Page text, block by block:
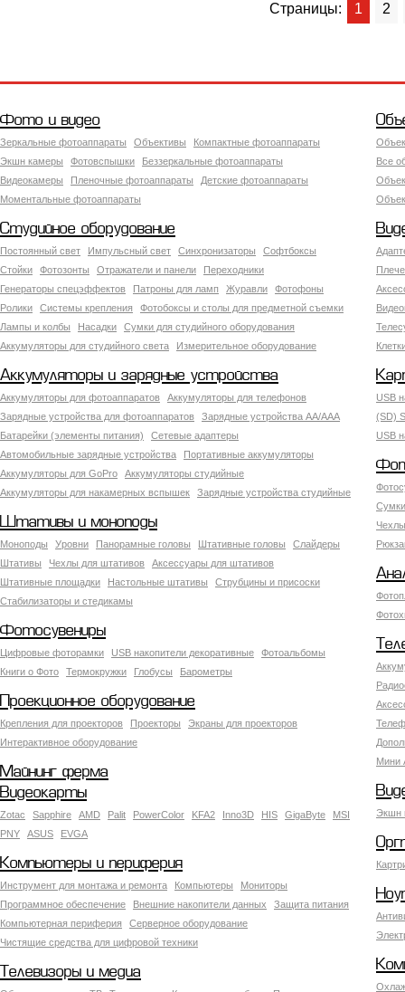
Страницы: 1 2
Фото и видео
Зеркальные фотоаппараты Объективы
Компактные фотоаппараты
Экшн камеры
Фотовспышки
Беззеркальные фотоаппараты
Видеокамеры
Пленочные фотоаппараты
Детские фотоаппараты
Моментальные фотоаппараты
Все
Студийное оборудование
Постоянный свет Импульсный свет Синхронизаторы
Софтбоксы
Стойки
Фотозонты Отражатели и панели
Переходники
Генераторы спецэффектов
Патроны для ламп Журавли
Фотофоны
Ролики
Системы крепления
Фотобоксы и столы для предметной съемки
Лампы и колбы
Насадки
Сумки для студийного оборудования
Аккумуляторы для студийного света
Измерительное оборудование
Аккумуляторы и зарядные устройства
Аккумуляторы для фотоаппаратов
Аккумуляторы для телефонов
Зарядные устройства для фотоаппаратов
Зарядные устройства AA/AAA
Батарейки (элементы питания)
Сетевые адаптеры
Автомобильные зарядные устройства
Портативные аккумуляторы
Аккумуляторы для GoPro
Аккумуляторы студийные
Аккумуляторы для накамерных вспышек
Зарядные устройства студийные
USB
(SD)
USB
Штативы и моноподы
Моноподы Уровни Панорамные головы Штативные головы
Слайдеры
Штативы
Чехлы для штативов
Аксессуары для штативов
Штативные площадки
Настольные штативы
Струбцины и присоски
Стабилизаторы и стедикамы
Фотосувениры
Цифровые фоторамки USB накопители декоративные
Фотоальбомы
Книги о Фото
Термокружки Глобусы Барометры
Мини
Проекционное оборудование
Крепления для проекторов Проекторы
Экраны для проекторов
Интерактивное оборудование
Майнинг ферма
Экшн
Видеокарты
Zotac Sapphire AMD Palit PowerColor KFA2 Inno3D HIS GigaByte
MSI
PNY
ASUS EVGA
Компьютеры и периферия
Инструмент для монтажа и ремонта Компьютеры
Мониторы
Программное обеспечение
Внешние накопители данных
Защита питания
Компьютерная периферия
Серверное оборудование
Чистящие средства для цифровой техники
Телевизоры и медиа